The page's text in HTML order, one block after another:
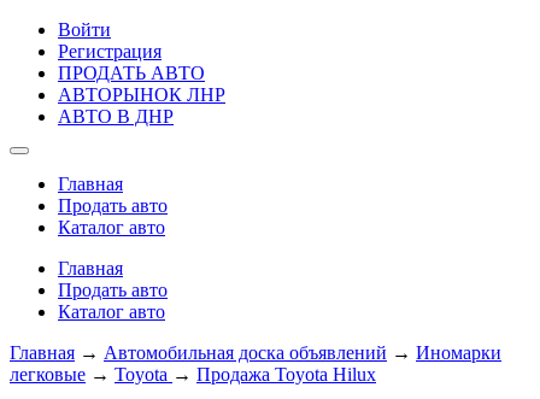
Войти
Регистрация
ПРОДАТЬ АВТО
АВТОРЫНОК ЛНР
АВТО В ДНР
Главная
Продать авто
Каталог авто
Главная
Продать авто
Каталог авто
Главная → Автомобильная доска объявлений → Иномарки
легковые → Toyota → Продажа Toyota Hilux